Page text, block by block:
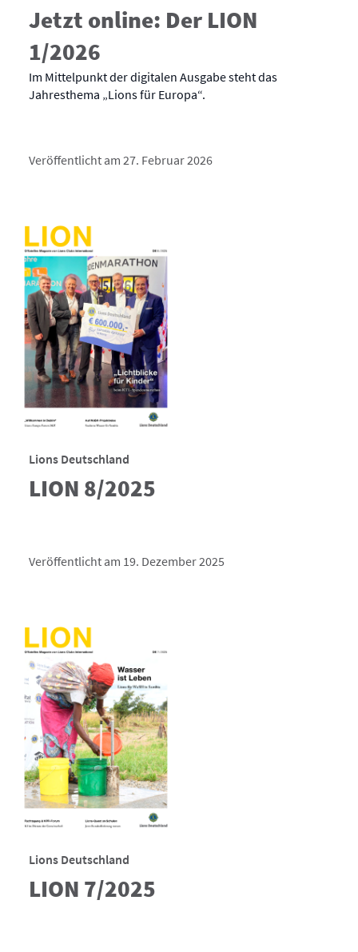
Jetzt online: Der LION
1/2026
Im Mittelpunkt der digitalen Ausgabe steht das
Jahresthema „Lions für Europa“.
Veröffentlicht am 27. Februar 2026
Lions Deutschland
LION 8/2025
Veröffentlicht am 19. Dezember 2025
Lions Deutschland
LION 7/2025